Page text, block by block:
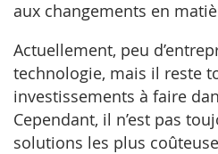
aux changements en
Actuellement, peu
technologie, mais il reste
investissements à faire
Cependant, il n’est pas
solutions les plus